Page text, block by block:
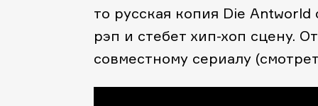
то русская копия Die Antworld
рэп и стебет хип-хоп сцену.
совместному сериалу